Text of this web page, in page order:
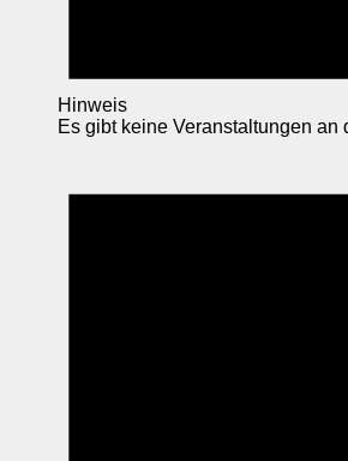
Hinweis
Es gibt keine Veranstaltungen an